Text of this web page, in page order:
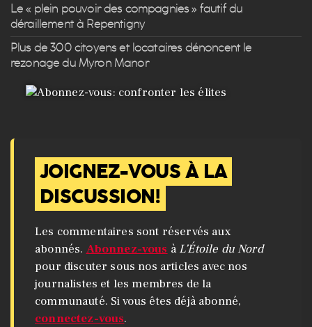
Le « plein pouvoir des compagnies » fautif du
déraillement à Repentigny
Plus de 300 citoyens et locataires dénoncent le
rezonage du Myron Manor
JOIGNEZ-VOUS À LA
DISCUSSION!
Les commentaires sont réservés aux
abonnés. Abonnez-vous à L’Étoile du Nord
pour discuter sous nos articles avec nos
journalistes et les membres de la
communauté. Si vous êtes déjà abonné,
connectez-vous.